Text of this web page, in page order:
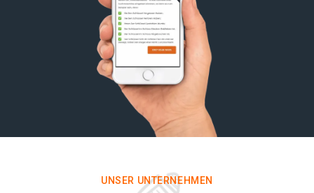
UNSER UNTERNEHMEN